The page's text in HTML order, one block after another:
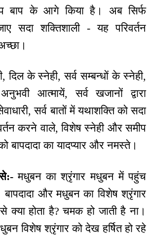
बाप के आगे किया है। अब सिर्फ
सदा शक्तिशाली - यह परिवर्तन
दिल के स्नेही, सर्व सम्बन्धों के स्नेही,
आत्मायें, सर्व खजानों द्वारा
सर्व बातों में यथाशक्ति को सदा
करने वाले, विशेष स्नेही और समीप
बापदादा का यादप्यार और नमस्ते।
मधुबन का श्रृंगार मधुबन में पहुंच
और मधुबन का विशेष श्रृंगार
क्या होता है? चमक हो जाती है ना।
विशेष श्रृंगार को देख हर्षित हो रहे